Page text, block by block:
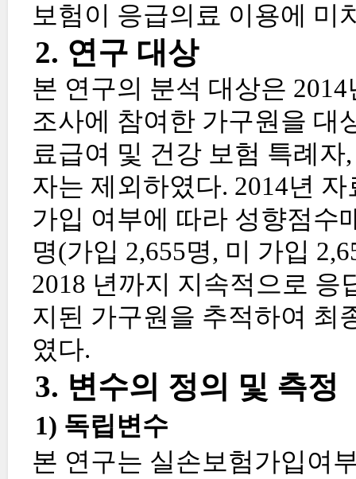
보험이 응급의료 이용에 미
2. 연구 대상
본 연구의 분석 대상은
조사에 참여한 가구원을 대
료급여 및 건강 보험 특례
자는 제외하였다. 2014년
가입 여부에 따라 성향점수
명(가입 2,655명, 미 가입
2018 년까지 지속적으로
지된 가구원을 추적하여 최
였다.
3. 변수의 정의 및 측정
1) 독립변수
본 연구는 실손보험가입여